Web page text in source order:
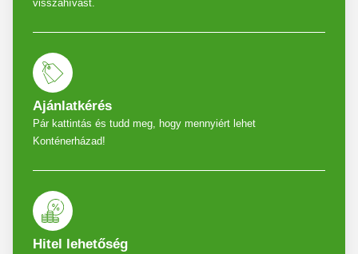
visszahívást.
Ajánlatkérés
Pár kattintás és tudd meg, hogy mennyiért lehet
Konténerházad!
Hitel lehetőség